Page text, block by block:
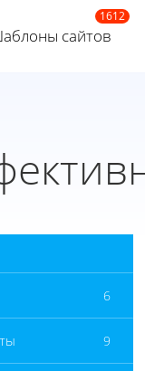
сайтов
6
9